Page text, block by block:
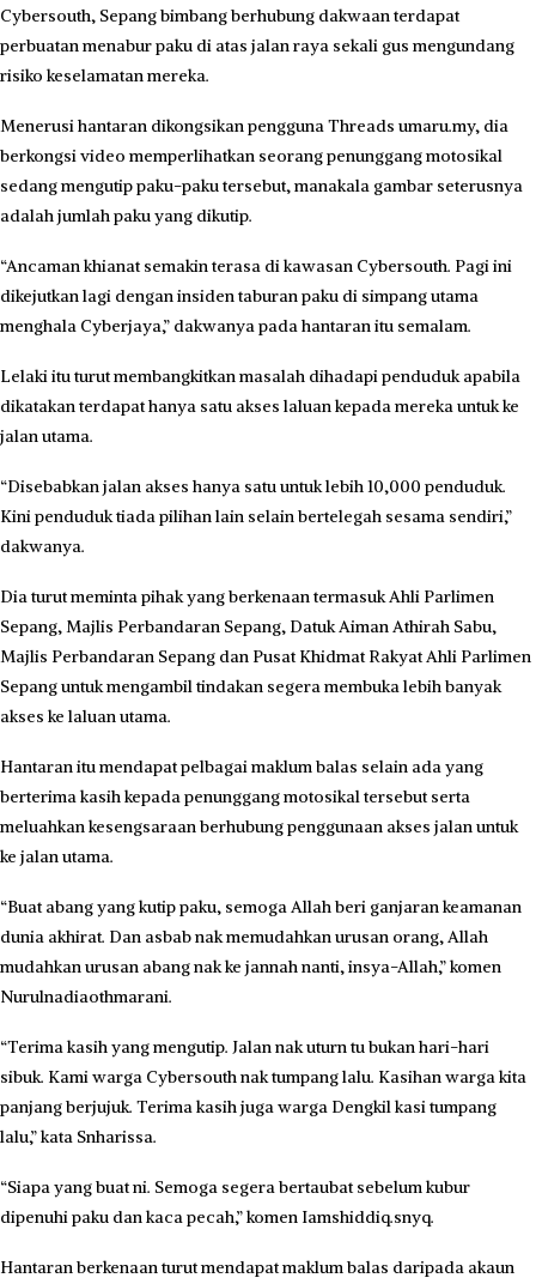
Cybersouth, Sepang bimbang berhubung dakwaan terdapat
perbuatan menabur paku di atas jalan raya sekali gus mengundang
risiko keselamatan mereka.
Menerusi hantaran dikongsikan pengguna Threads umaru.my, dia
berkongsi video memperlihatkan seorang penunggang motosikal
sedang mengutip paku-paku tersebut, manakala gambar seterusnya
adalah jumlah paku yang dikutip.
“Ancaman khianat semakin terasa di kawasan Cybersouth. Pagi ini
dikejutkan lagi dengan insiden taburan paku di simpang utama
menghala Cyberjaya,” dakwanya pada hantaran itu semalam.
Lelaki itu turut membangkitkan masalah dihadapi penduduk apabila
dikatakan terdapat hanya satu akses laluan kepada mereka untuk ke
jalan utama.
“Disebabkan jalan akses hanya satu untuk lebih 10,000 penduduk.
Kini penduduk tiada pilihan lain selain bertelegah sesama sendiri,”
dakwanya.
Dia turut meminta pihak yang berkenaan termasuk Ahli Parlimen
Sepang, Majlis Perbandaran Sepang, Datuk Aiman Athirah Sabu,
Majlis Perbandaran Sepang dan Pusat Khidmat Rakyat Ahli Parlimen
Sepang untuk mengambil tindakan segera membuka lebih banyak
akses ke laluan utama.
Hantaran itu mendapat pelbagai maklum balas selain ada yang
berterima kasih kepada penunggang motosikal tersebut serta
meluahkan kesengsaraan berhubung penggunaan akses jalan untuk
ke jalan utama.
“Buat abang yang kutip paku, semoga Allah beri ganjaran keamanan
dunia akhirat. Dan asbab nak memudahkan urusan orang, Allah
mudahkan urusan abang nak ke jannah nanti, insya-Allah,” komen
Nurulnadiaothmarani.
“Terima kasih yang mengutip. Jalan nak uturn tu bukan hari-hari
sibuk. Kami warga Cybersouth nak tumpang lalu. Kasihan warga kita
panjang berjujuk. Terima kasih juga warga Dengkil kasi tumpang
lalu,” kata Snharissa.
“Siapa yang buat ni. Semoga segera bertaubat sebelum kubur
dipenuhi paku dan kaca pecah,” komen Iamshiddiq.snyq.
Hantaran berkenaan turut mendapat maklum balas daripada akaun